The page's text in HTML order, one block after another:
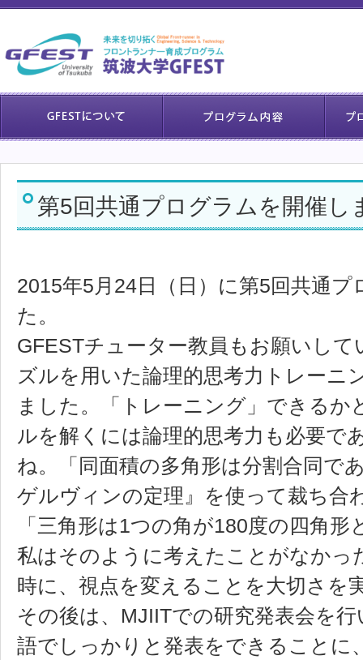
第5回共通プログラムを開催し
2015年5月24日（日）に第5回共通
た。
GFESTチューター教員もお願いし
ズルを用いた論理的思考力トレーニ
ました。「トレーニング」できるか
ルを解くには論理的思考力も必要で
ね。「同面積の多角形は分割合同で
ゲルヴィンの定理』を使って裁ち合
「三角形は1つの角が180度の四角
私はそのように考えたことがなかっ
時に、視点を変えることを大切さを
その後は、MJIITでの研究発表会を
語でしっかりと発表をできることに